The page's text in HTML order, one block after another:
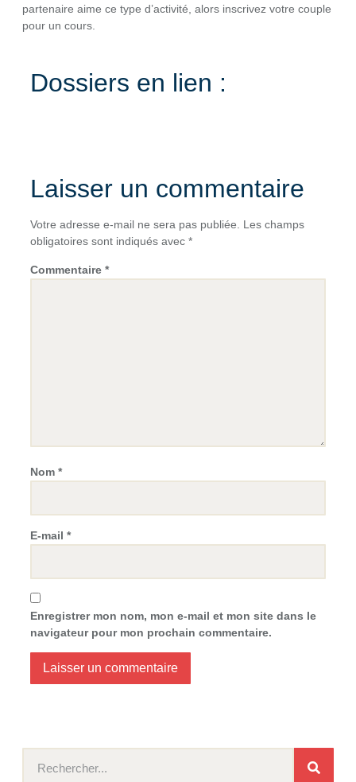
partenaire aime ce type d’activité, alors inscrivez votre couple
pour un cours.
Dossiers en lien :
Laisser un commentaire
Votre adresse e-mail ne sera pas publiée.
Les champs
obligatoires sont indiqués avec *
Commentaire *
Nom *
E-mail *
Enregistrer mon nom, mon e-mail et mon site dans le
navigateur pour mon prochain commentaire.